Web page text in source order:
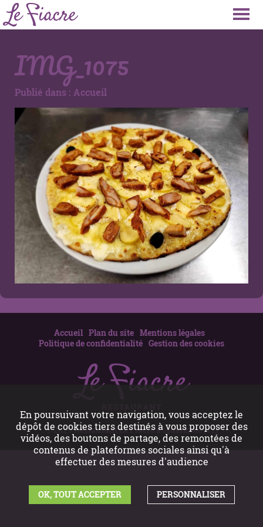
IMG_1075
Publié dans : Accueil
Accueil Plan du site Mentions légales
Politique de confidentialité Gestion des cookies
© 2026Restaurant Le Fiacre à Iguerande (71)
En poursuivant votre navigation, vous acceptez le
dépôt de cookies tiers destinés à vous proposer des
vidéos, des boutons de partage, des remontées de
contenus de plateformes sociales ainsi qu'à
effectuer des mesures d'audience
OK, TOUT ACCEPTER PERSONNALISER